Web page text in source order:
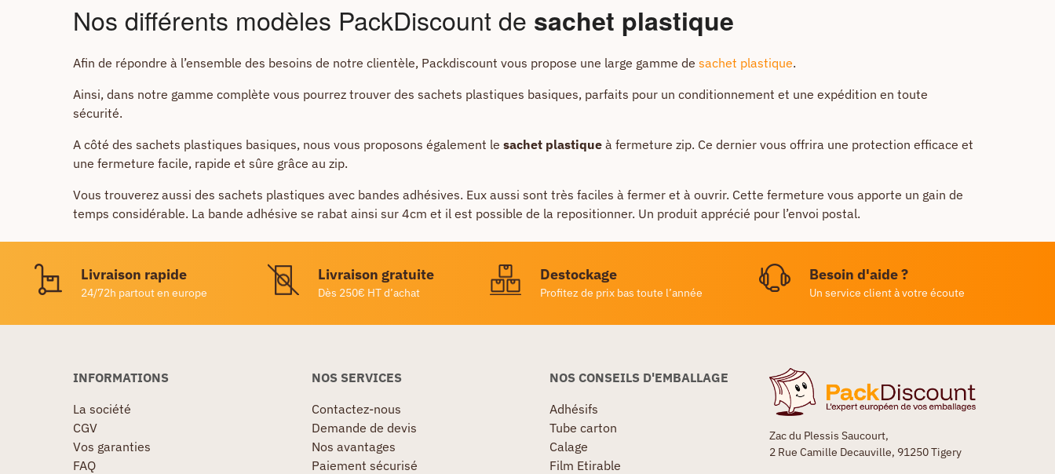
Nos différents modèles PackDiscount de sachet plastique
Afin de répondre à l’ensemble des besoins de notre clientèle, Packdiscount vous propose une large gamme de sachet plastique.
Ainsi, dans notre gamme complète vous pourrez trouver des sachets plastiques basiques, parfaits pour un conditionnement et une expédition en toute
sécurité.
A côté des sachets plastiques basiques, nous vous proposons également le sachet plastique à fermeture zip. Ce dernier vous offrira une protection efficace et
une fermeture facile, rapide et sûre grâce au zip.
Vous trouverez aussi des sachets plastiques avec bandes adhésives. Eux aussi sont très faciles à fermer et à ouvrir. Cette fermeture vous apporte un gain de
temps considérable. La bande adhésive se rabat ainsi sur 4cm et il est possible de la repositionner. Un produit apprécié pour l’envoi postal.
Livraison rapide
24/72h partout en europe
Livraison gratuite
Dès 250€ HT d’achat
Destockage
Profitez de prix bas toute l’année
Besoin d'aide ?
Un service client à votre écoute
Zac du Plessis Saucourt,
2 Rue Camille Decauville, 91250 Tigery
INFORMATIONS
La société
CGV
Vos garanties
FAQ
NOS SERVICES
Contactez-nous
Demande de devis
Nos avantages
Paiement sécurisé
NOS CONSEILS D'EMBALLAGE
Adhésifs
Tube carton
Calage
Film Etirable